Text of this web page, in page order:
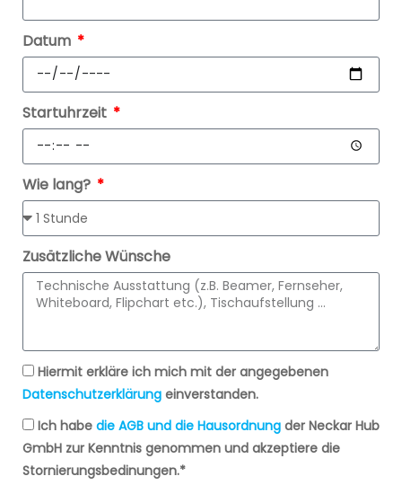
Datum
Startuhrzeit
Wie lang?
Zusätzliche Wünsche
Hiermit erkläre ich mich mit der angegebenen
Datenschutzerklärung einverstanden.
Ich habe die AGB und die Hausordnung der Neckar Hub
GmbH zur Kenntnis genommen und akzeptiere die
Stornierungsbedinungen.*